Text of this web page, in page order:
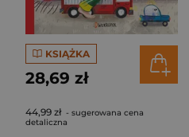
KSIĄŻKA
28,69 zł
44,99 zł - sugerowana cena
detaliczna